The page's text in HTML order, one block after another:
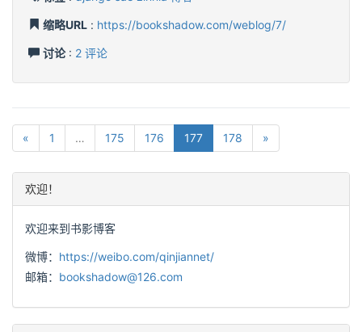
缩略URL : https://bookshadow.com/weblog/7/
讨论: 2 评论
« 1 … 175 176 177 178 »
欢迎！
欢迎来到书影博客
微博： https://weibo.com/qinjiannet/
邮箱： bookshadow@126.com